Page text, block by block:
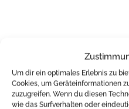
Um dir ein optimales Erlebnis zu
Cookies, um Geräteinformationen
zuzugreifen. Wenn du diesen
wie das Surfverhalten oder